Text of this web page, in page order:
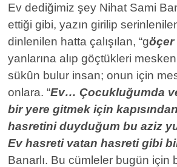
Ev dediğimiz şey Nihat Sami
ettiği gibi, yazın girilip serinlenilen,
dinlenilen hatta çalışılan, “göçer
yanlarına alıp göçtükleri
sükûn bulur insan; onun için
onlara. “Ev… Çocukluğumda
bir yere gitmek için
hasretini duyduğum bu aziz
Ev hasreti vatan hasreti gibi
Banarlı. Bu cümleler bugün için